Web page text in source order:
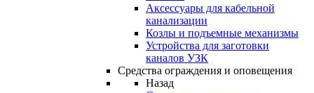
Аксессуары для кабельной
канализации
Козлы и подъемные механизмы
Устройства для заготовки
каналов УЗК
Средства ограждения и оповещения
Назад